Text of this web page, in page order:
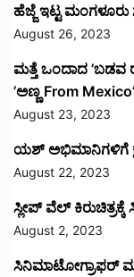
ಹೆಜ್ಜೆ ಇಟ್ಟ ಮಂಗಳೂರು
August 26, 2023
ಮತ್ತೆ ಒಂದಾದ ’ಬಡವ
’ಅಣ್ಣ From
August 23, 2023
ಯಶ್ ಅಭಿಮಾನಿಗಳಿಗೆ
August 22, 2023
ಸ್ಲೀಪ್ ವೆಲ್ ಕಿರುಚಿತ್ರಕ್ಕೆ
August 2, 2023
ಸಿನಿಮಾಟೋಗ್ರಾಫರ್